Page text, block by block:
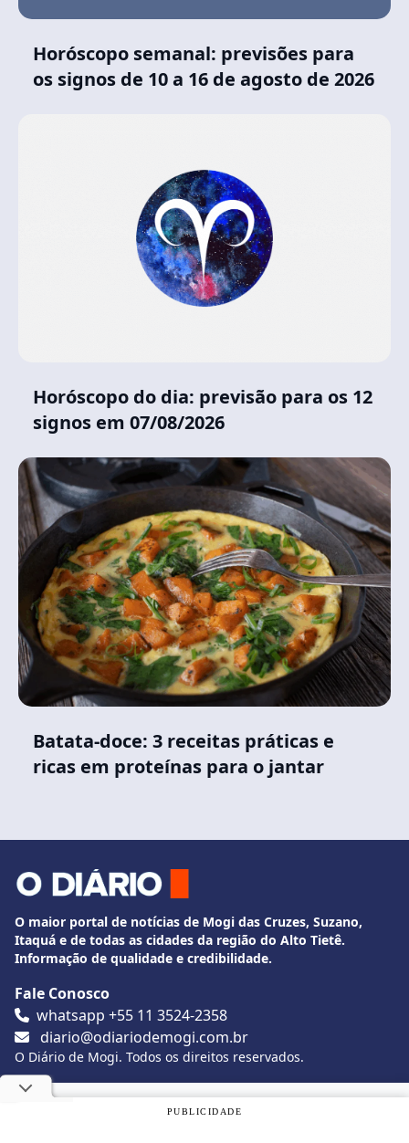
Horóscopo semanal: previsões para
os signos de 10 a 16 de agosto de 2026
Horóscopo do dia: previsão para os 12
signos em 07/08/2026
Batata-doce: 3 receitas práticas e
ricas em proteínas para o jantar
O maior portal de notícias de Mogi das Cruzes, Suzano,
Itaquá e de todas as cidades da região do Alto Tietê.
Informação de qualidade e credibilidade.
Fale Conosco
whatsapp +55 11 3524-2358
diario@odiariodemogi.com.br
O Diário de Mogi. Todos os direitos reservados.
Siga O Diário nas redes sociais
Utilizamos cookies, de acordo com a nossa
PUBLICIDADE